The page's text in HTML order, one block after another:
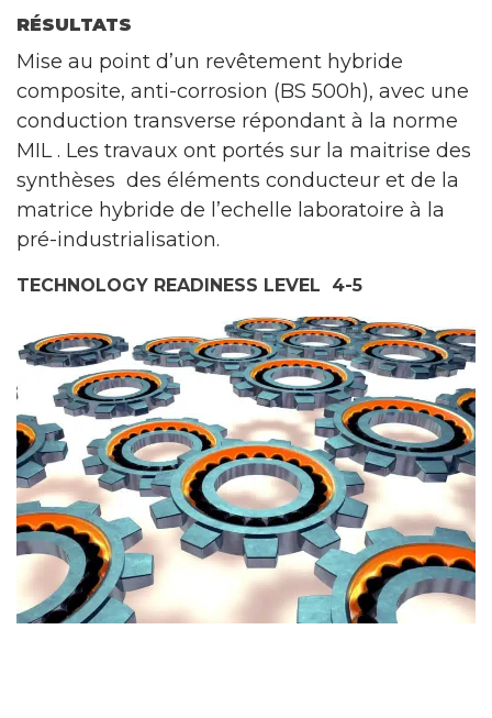
RÉSULTATS
Mise au point d’un revêtement hybride
composite, anti-corrosion (BS 500h), avec une
conduction transverse répondant à la norme
MIL . Les travaux ont portés sur la maitrise des
synthèses des éléments conducteur et de la
matrice hybride de l’echelle laboratoire à la
pré-industrialisation.
TECHNOLOGY READINESS LEVEL 4-5